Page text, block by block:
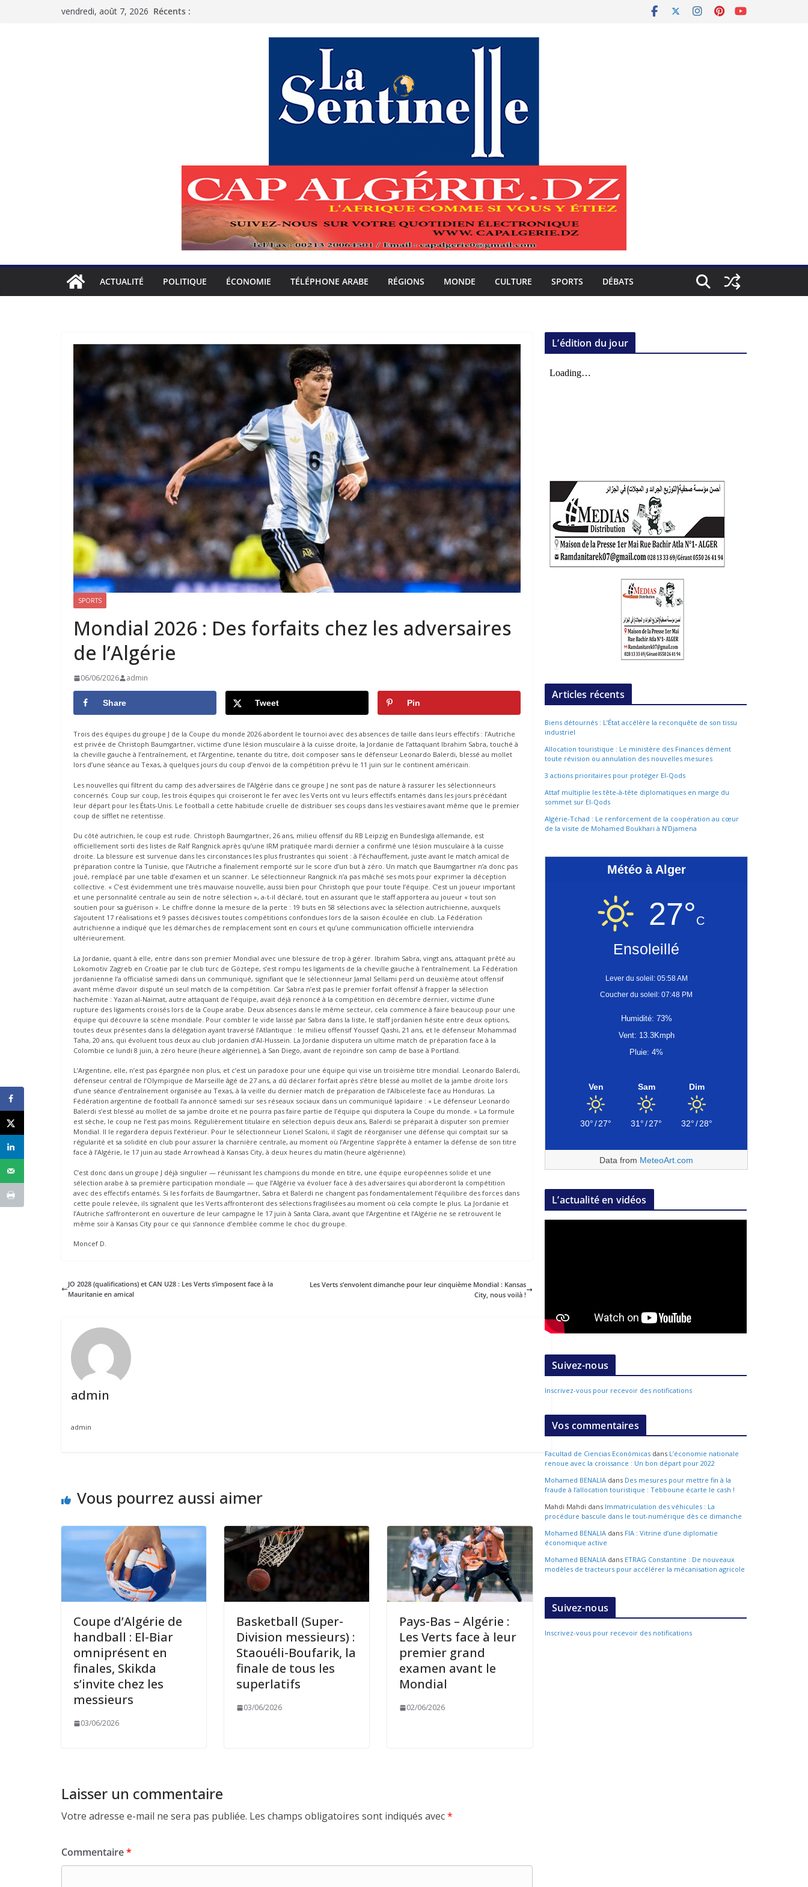
vendredi, août 7, 2026 Récents :
ACTUALITÉ POLITIQUE ÉCONOMIE TÉLÉPHONE ARABE RÉGIONS MONDE CULTURE SPORTS DÉBATS
SPORTS
Mondial 2026 : Des forfaits chez les adversaires
de l’Algérie
06/06/2026 admin
Share Tweet Pin
Trois des équipes du groupe J de la Coupe du monde 2026 abordent le tournoi avec des absences de taille dans leurs effectifs : l’Autriche
est privée de Christoph Baumgartner, victime d’une lésion musculaire à la cuisse droite, la Jordanie de l’attaquant Ibrahim Sabra, touché à
la cheville gauche à l’entraînement, et l’Argentine, tenante du titre, doit composer sans le défenseur Leonardo Balerdi, blessé au mollet
lors d’une séance au Texas, à quelques jours du coup d’envoi de la compétition prévu le 11 juin sur le continent américain.
Les nouvelles qui filtrent du camp des adversaires de l’Algérie dans ce groupe J ne sont pas de nature à rassurer les sélectionneurs
concernés. Coup sur coup, les trois équipes qui croiseront le fer avec les Verts ont vu leurs effectifs entamés dans les jours précédant
leur départ pour les États-Unis. Le football a cette habitude cruelle de distribuer ses coups dans les vestiaires avant même que le premier
coup de sifflet ne retentisse.
Du côté autrichien, le coup est rude. Christoph Baumgartner, 26 ans, milieu offensif du RB Leipzig en Bundesliga allemande, est
officiellement sorti des listes de Ralf Rangnick après qu’une IRM pratiquée mardi dernier a confirmé une lésion musculaire à la cuisse
droite. La blessure est survenue dans les circonstances les plus frustrantes qui soient : à l’échauffement, juste avant le match amical de
préparation contre la Tunisie, que l’Autriche a finalement remporté sur le score d’un but à zéro. Un match que Baumgartner n’a donc pas
joué, remplacé par une table d’examen et un scanner. Le sélectionneur Rangnick n’a pas mâché ses mots pour exprimer la déception
collective. « C’est évidemment une très mauvaise nouvelle, aussi bien pour Christoph que pour toute l’équipe. C’est un joueur important
et une personnalité centrale au sein de notre sélection », a-t-il déclaré, tout en assurant que le staff apportera au joueur « tout son
soutien pour sa guérison ». Le chiffre donne la mesure de la perte : 19 buts en 58 sélections avec la sélection autrichienne, auxquels
s’ajoutent 17 réalisations et 9 passes décisives toutes compétitions confondues lors de la saison écoulée en club. La Fédération
autrichienne a indiqué que les démarches de remplacement sont en cours et qu’une communication officielle interviendra
ultérieurement.
La Jordanie, quant à elle, entre dans son premier Mondial avec une blessure de trop à gérer. Ibrahim Sabra, vingt ans, attaquant prêté au
Lokomotiv Zagreb en Croatie par le club turc de Göztepe, s’est rompu les ligaments de la cheville gauche à l’entraînement. La Fédération
jordanienne l’a officialisé samedi dans un communiqué, signifiant que le sélectionneur Jamal Sellami perd un deuxième atout offensif
avant même d’avoir disputé un seul match de la compétition. Car Sabra n’est pas le premier forfait offensif à frapper la sélection
hachémite : Yazan al-Naimat, autre attaquant de l’équipe, avait déjà renoncé à la compétition en décembre dernier, victime d’une
rupture des ligaments croisés lors de la Coupe arabe. Deux absences dans le même secteur, cela commence à faire beaucoup pour une
équipe qui découvre la scène mondiale. Pour combler le vide laissé par Sabra dans la liste, le staff jordanien hésite entre deux options,
toutes deux présentes dans la délégation ayant traversé l’Atlantique : le milieu offensif Youssef Qashi, 21 ans, et le défenseur Mohammad
Taha, 20 ans, qui évoluent tous deux au club jordanien d’Al-Hussein. La Jordanie disputera un ultime match de préparation face à la
Colombie ce lundi 8 juin, à zéro heure (heure algérienne), à San Diego, avant de rejoindre son camp de base à Portland.
L’Argentine, elle, n’est pas épargnée non plus, et c’est un paradoxe pour une équipe qui vise un troisième titre mondial. Leonardo Balerdi,
défenseur central de l’Olympique de Marseille âgé de 27 ans, a dû déclarer forfait après s’être blessé au mollet de la jambe droite lors
d’une séance d’entraînement organisée au Texas, à la veille du dernier match de préparation de l’Albiceleste face au Honduras. La
Fédération argentine de football l’a annoncé samedi sur ses réseaux sociaux dans un communiqué lapidaire : « Le défenseur Leonardo
Balerdi s’est blessé au mollet de sa jambe droite et ne pourra pas faire partie de l’équipe qui disputera la Coupe du monde. » La formule
est sèche, le coup ne l’est pas moins. Régulièrement titulaire en sélection depuis deux ans, Balerdi se préparait à disputer son premier
Mondial. Il le regardera depuis l’extérieur. Pour le sélectionneur Lionel Scaloni, il s’agit de réorganiser une défense qui comptait sur sa
régularité et sa solidité en club pour assurer la charnière centrale, au moment où l’Argentine s’apprête à entamer la défense de son titre
face à l’Algérie, le 17 juin au stade Arrowhead à Kansas City, à deux heures du matin (heure algérienne).
C’est donc dans un groupe J déjà singulier — réunissant les champions du monde en titre, une équipe européennes solide et une
sélection arabe à sa première participation mondiale — que l’Algérie va évoluer face à des adversaires qui aborderont la compétition
avec des effectifs entamés. Si les forfaits de Baumgartner, Sabra et Balerdi ne changent pas fondamentalement l’équilibre des forces dans
cette poule relevée, ils signalent que les Verts affronteront des sélections fragilisées au moment où cela compte le plus. La Jordanie et
l’Autriche s’affronteront en ouverture de leur campagne le 17 juin à Santa Clara, avant que l’Argentine et l’Algérie ne se retrouvent le
même soir à Kansas City pour ce qui s’annonce d’emblée comme le choc du groupe.
Moncef D.
JO 2028 (qualifications) et CAN U28 : Les Verts s’imposent face à la
Mauritanie en amical
Les Verts s’envolent dimanche pour leur cinquième Mondial : Kansas
City, nous voilà !
admin
admin
Vous pourrez aussi aimer
Coupe d’Algérie de
handball : El-Biar
omniprésent en
finales, Skikda
s’invite chez les
messieurs
03/06/2026
Basketball (Super-
Division messieurs) :
Staouéli-Boufarik, la
finale de tous les
superlatifs
03/06/2026
Pays-Bas – Algérie :
Les Verts face à leur
premier grand
examen avant le
Mondial
02/06/2026
Laisser un commentaire
Votre adresse e-mail ne sera pas publiée. Les champs obligatoires sont indiqués avec*
Commentaire*
L’édition du jour
Articles récents
Biens détournés : L’État accélère la reconquête de son tissu
industriel
Allocation touristique : Le ministère des Finances dément
toute révision ou annulation des nouvelles mesures
3 actions prioritaires pour protéger El-Qods
Attaf multiplie les tête-à-tête diplomatiques en marge du
sommet sur El-Qods
Algérie-Tchad : Le renforcement de la coopération au cœur
de la visite de Mohamed Boukhari à N’Djamena
Météo à Alger
27°C
Ensoleillé
Lever du soleil: 05:58 AM
Coucher du soleil: 07:48 PM
Humidité: 73%
Vent: 13.3Kmph
Pluie: 4%
Ven
30°/27°
Sam
31°/27°
Dim
32°/28°
Data from MeteoArt.com
L’actualité en vidéos
Suivez-nous
Inscrivez-vous pour recevoir des notifications
Vos commentaires
Facultad de Ciencias Económicas dans L’économie nationale
renoue avec la croissance : Un bon départ pour 2022
Mohamed BENALIA dans Des mesures pour mettre fin à la
fraude à l’allocation touristique : Tebboune écarte le cash !
Mahdi Mahdi dans Immatriculation des véhicules : La
procédure bascule dans le tout-numérique dès ce dimanche
Mohamed BENALIA dans FIA : Vitrine d’une diplomatie
économique active
Mohamed BENALIA dans ETRAG Constantine : De nouveaux
modèles de tracteurs pour accélérer la mécanisation agricole
Suivez-nous
Inscrivez-vous pour recevoir des notifications